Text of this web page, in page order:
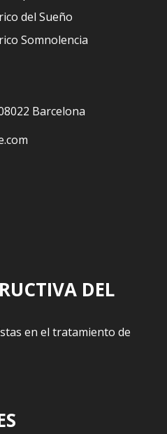
del Sueño
Somnolencia
Barcelona
DEL
en el tratamiento de